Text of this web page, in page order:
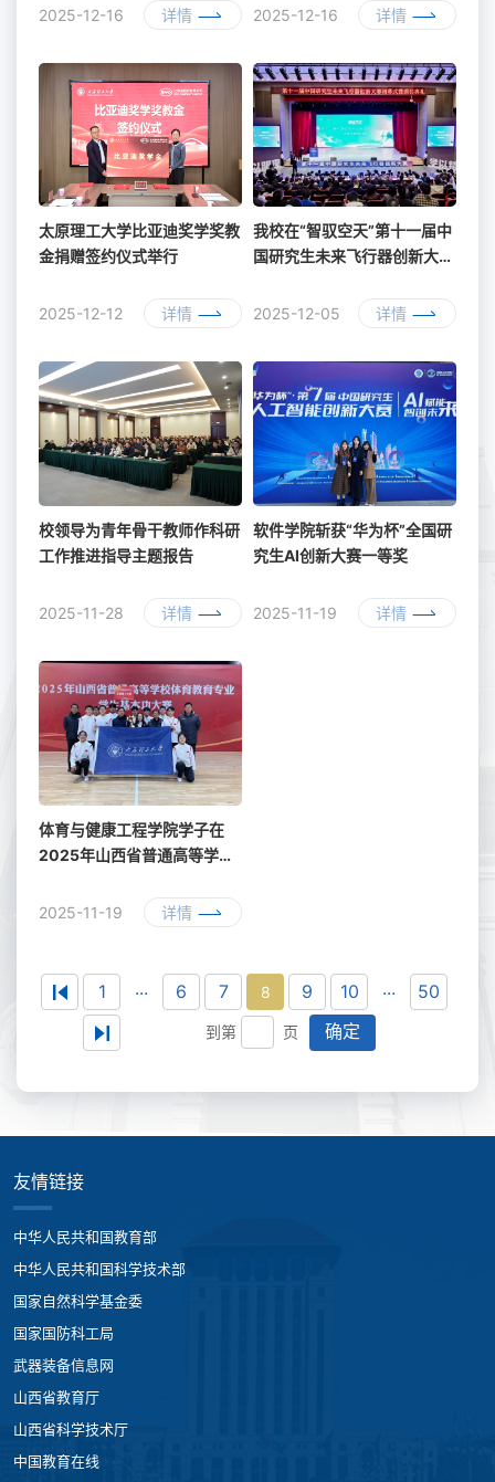
2025-12-16
详情
2025-12-16
详情
太原理工大学比亚迪奖学奖教
金捐赠签约仪式举行
2025-12-12 详情
我校在“智驭空天”第十一届中
国研究生未来飞行器创新大赛
2025-12-05
详情
校领导为青年骨干教师作科研
工作推进指导主题报告
2025-11-28 详情
软件学院斩获“华为杯”全国研
究生AI创新大赛一等奖
2025-11-19 详情
体育与健康工程学院学子在
2025年山西省普通高等学校
中荣获团体二等奖
2025-11-19 详情
1 ... 6 7 8 9 10 ... 50
到第 页 确定
友情链接
中华人民共和国教育部
中华人民共和国科学技术部
国家自然科学基金委
国家国防科工局
武器装备信息网
山西省教育厅
山西省科学技术厅
中国教育在线